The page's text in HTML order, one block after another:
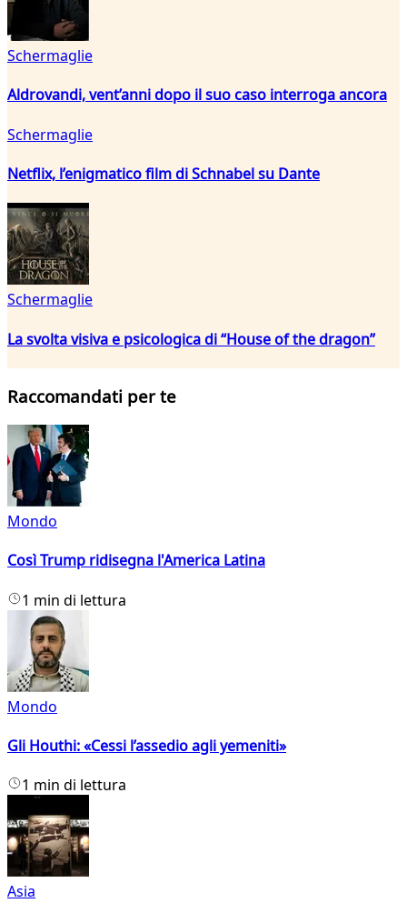
Schermaglie
Aldrovandi, vent’anni dopo il suo caso interroga ancora
Schermaglie
Netflix, l’enigmatico film di Schnabel su Dante
Schermaglie
La svolta visiva e psicologica di “House of the dragon”
Raccomandati per te
Mondo
Così Trump ridisegna l'America Latina
1 min di lettura
Mondo
Gli Houthi: «Cessi l’assedio agli yemeniti»
1 min di lettura
Asia